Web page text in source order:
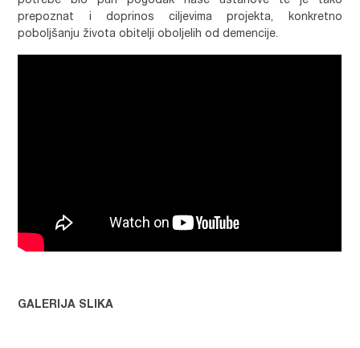
prepoznat i doprinos ciljevima projekta, konkretno
poboljšanju života obitelji oboljelih od demencije.
GALERIJA SLIKA